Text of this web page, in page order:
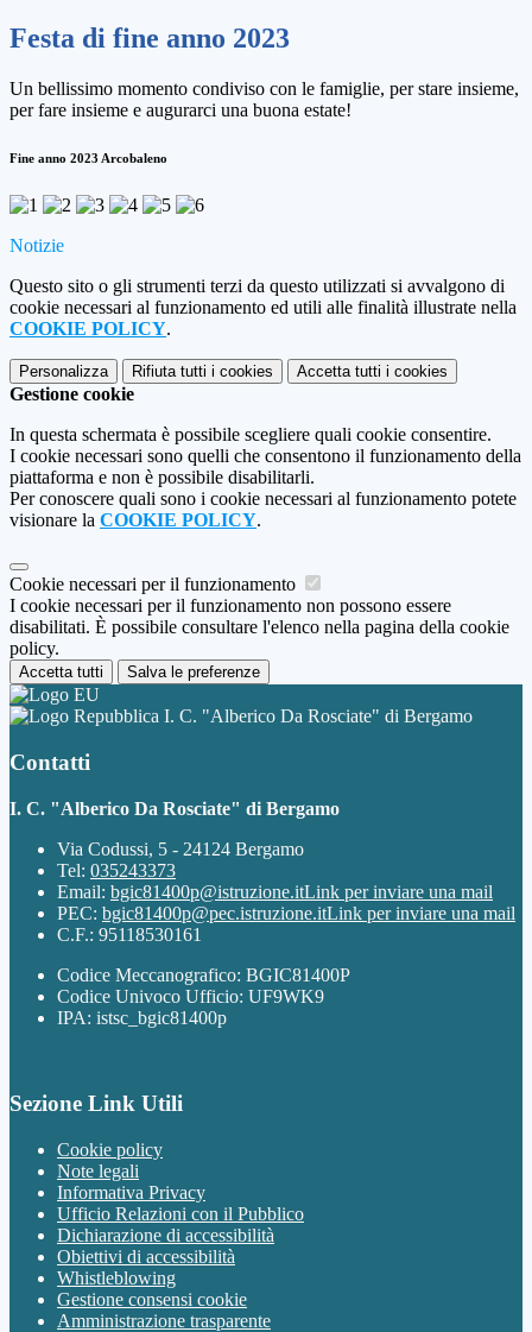
Festa di fine anno 2023
Un bellissimo momento condiviso con le famiglie, per stare insieme,
per fare insieme e augurarci una buona estate!
Fine anno 2023 Arcobaleno
Notizie
Questo sito o gli strumenti terzi da questo utilizzati si avvalgono di
cookie necessari al funzionamento ed utili alle finalità illustrate nella
COOKIE POLICY.
Personalizza Rifiuta tutti i cookies Accetta tutti i cookies
Gestione cookie
In questa schermata è possibile scegliere quali cookie consentire.
I cookie necessari sono quelli che consentono il funzionamento della
piattaforma e non è possibile disabilitarli.
Per conoscere quali sono i cookie necessari al funzionamento potete
visionare la COOKIE POLICY.
Cookie necessari per il funzionamento
I cookie necessari per il funzionamento non possono essere
disabilitati. È possibile consultare l'elenco nella pagina della cookie
policy.
Accetta tutti Salva le preferenze
I. C. "Alberico Da Rosciate" di Bergamo
Contatti
I. C. "Alberico Da Rosciate" di Bergamo
Via Codussi, 5 - 24124 Bergamo
Tel: 035243373
Email: bgic81400p@istruzione.itLink per inviare una mail
PEC: bgic81400p@pec.istruzione.itLink per inviare una mail
C.F.: 95118530161
Codice Meccanografico: BGIC81400P
Codice Univoco Ufficio: UF9WK9
IPA: istsc_bgic81400p
Sezione Link Utili
Cookie policy
Note legali
Informativa Privacy
Ufficio Relazioni con il Pubblico
Dichiarazione di accessibilità
Obiettivi di accessibilità
Whistleblowing
Gestione consensi cookie
Amministrazione trasparente